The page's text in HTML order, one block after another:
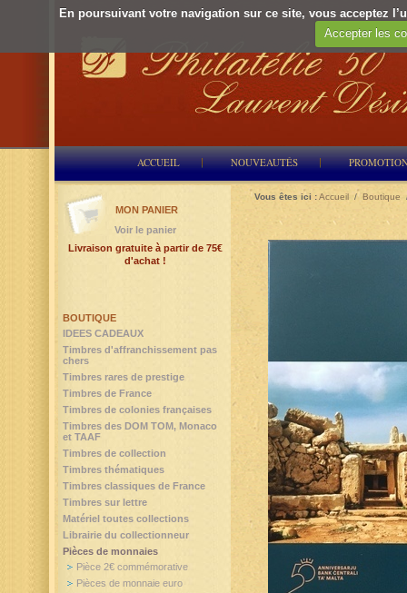
En poursuivant votre navigation sur ce site, vous acceptez
Accepter les
ACCUEIL NOUVEAUTÉS
Vous êtes ici :Accueil / Boutique
BOUTIQUE
IDEES CADEAUX
Timbres d'affranchissement pas
chers
Timbres rares de prestige
Timbres de France
Timbres de colonies françaises
Timbres des DOM TOM, Monaco
et TAAF
Timbres de collection
Timbres thématiques
Timbres classiques de France
Timbres sur lettre
Matériel toutes collections
Librairie du collectionneur
Pièces de monnaies
Pièce 2€ commémorative
Pièces de monnaie euro
MON PANIER
Voir le panier
Livraison gratuite à partir de 75€
d'achat !